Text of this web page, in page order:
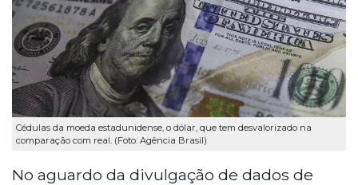
Cédulas da moeda estadunidense, o dólar, que tem desvalorizado na
comparação com real. (Foto: Agência Brasil)
No aguardo da divulgação de dados de